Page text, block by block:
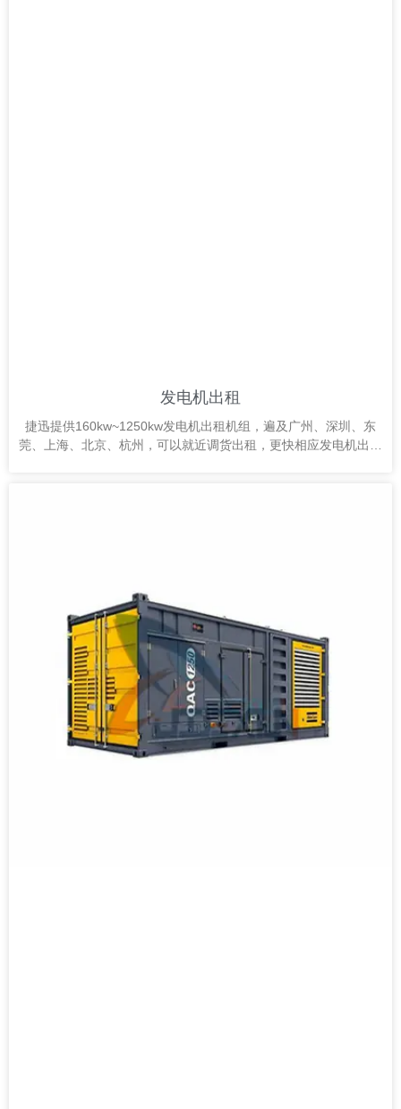
发电机出租
捷迅提供160kw~1250kw发电机出租机组，遍及广州、深圳、东
莞、上海、北京、杭州，可以就近调货出租，更快相应发电机出租